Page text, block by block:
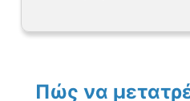
Πώς να